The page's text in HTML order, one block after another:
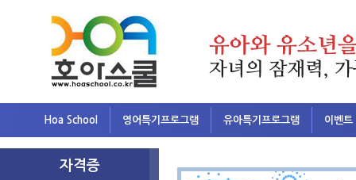
Hoa School 영어특기프로그램 유아특기프로그램 이벤트
자격증